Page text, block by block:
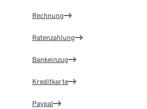
Rechnung
Ratenzahlung
Bankeinzug
Kreditkarte
Paypal